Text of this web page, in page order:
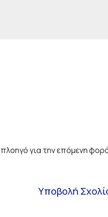
για την επόμενη